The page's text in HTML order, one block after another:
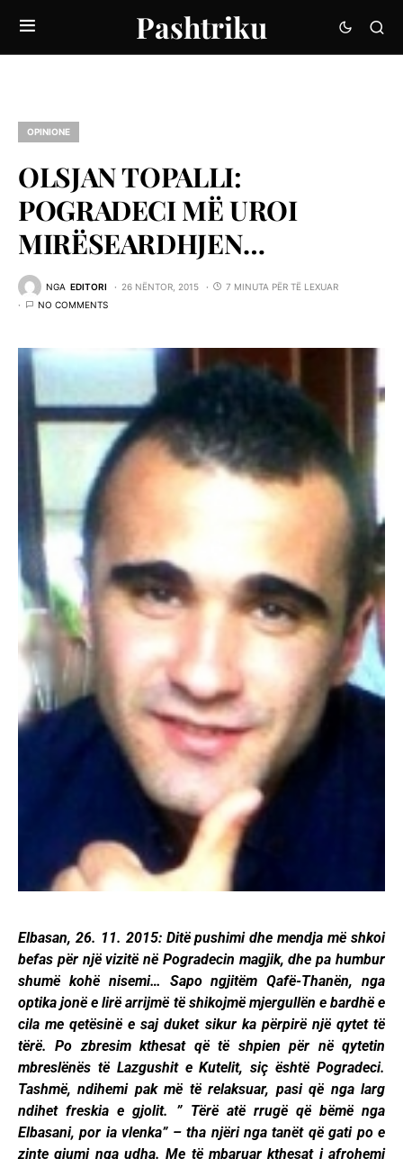
Pashtriku
OPINIONE
OLSJAN TOPALLI:
POGRADECI MË UROI
MIRËSEARDHJEN…
NGA EDITORI 26 NËNTOR, 2015
7 MINUTA PËR TË LEXUAR
NO COMMENTS
Elbasan, 26. 11. 2015: Ditë pushimi dhe mendja më shkoi
befas për një vizitë në Pogradecin magjik, dhe pa humbur
shumë kohë nisemi… Sapo ngjitëm Qafë-Thanën, nga
optika jonë e lirë arrijmë të shikojmë mjergullën e bardhë e
cila me qetësinë e saj duket sikur ka përpirë një qytet të
tërë. Po zbresim kthesat që të shpien për në qytetin
mbreslënës të Lazgushit e Kutelit, siç është Pogradeci.
Tashmë, ndihemi pak më të relaksuar, pasi që nga larg
ndihet freskia e gjolit. ” Tërë atë rrugë që bëmë nga
Elbasani, por ia vlenka” – tha njëri nga tanët që gati po e
zinte gjumi nga udha. Me të mbaruar kthesat i afrohemi